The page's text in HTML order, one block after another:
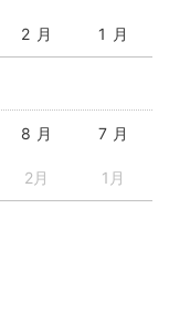
2 月 1 月
8 月 7 月
2月 1月